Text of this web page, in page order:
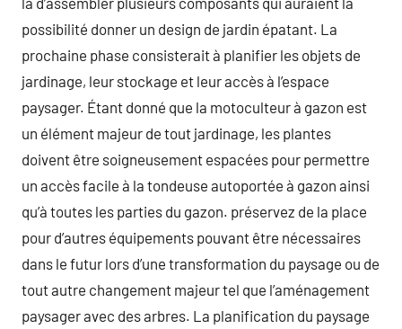
possibilité donner un design de jardin épatant. La
prochaine phase consisterait à planifier les objets de
jardinage, leur stockage et leur accès à l’espace
paysager. Étant donné que la motoculteur à gazon est
un élément majeur de tout jardinage, les plantes
doivent être soigneusement espacées pour permettre
un accès facile à la tondeuse autoportée à gazon ainsi
qu’à toutes les parties du gazon. préservez de la place
pour d’autres équipements pouvant être nécessaires
dans le futur lors d’une transformation du paysage ou de
tout autre changement majeur tel que l’aménagement
paysager avec des arbres. La planification du paysage